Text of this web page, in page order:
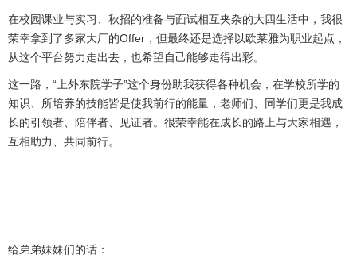
在校园课业与实习、秋招的准备与面试相互夹杂的大四生活中，我很
荣幸拿到了多家大厂的Offer ，但最终还是选择以欧莱雅为职业起点，
从这个平台努力走出去，也希望自己能够走得出彩。
这一路，“上外东院学子”这个身份助我获得各种机会，在学校所学的
知识、所培养的技能皆是使我前行的能量，老师们、同学们更是我成
长的引领者、陪伴者、见证者。很荣幸能在成长的路上与大家相遇，
互相助力、共同前行。
给弟弟妹妹们的话：